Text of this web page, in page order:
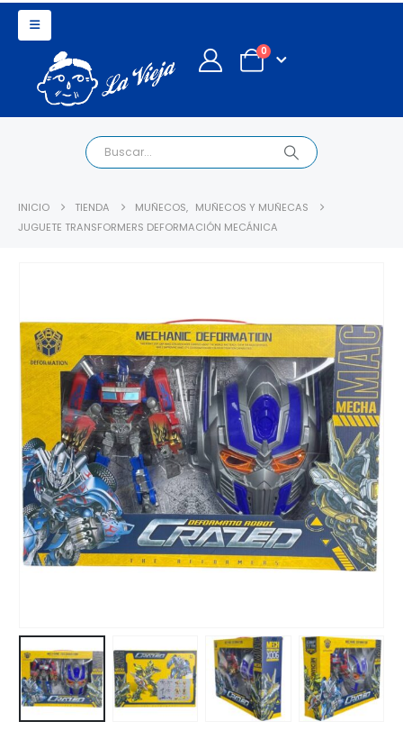
0
INICIO TIENDA MUÑECOS, MUÑECOS Y MUÑECAS
JUGUETE TRANSFORMERS DEFORMACIÓN MECÁNICA